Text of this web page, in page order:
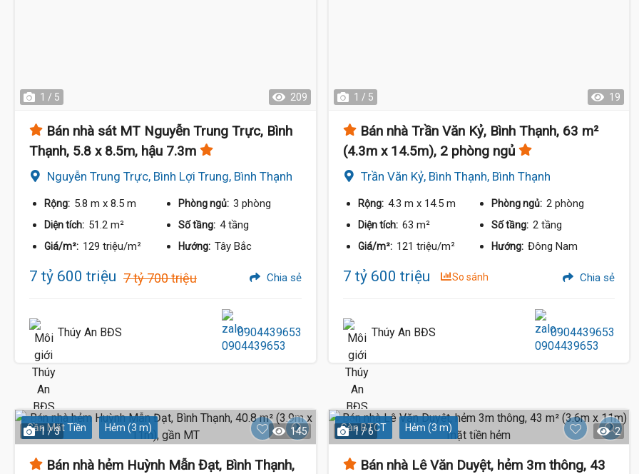
1 / 5 209
Bán nhà sát MT Nguyễn Trung Trực, Bình
Thạnh, 5.8 x 8.5m, hậu 7.3m
Nguyễn Trung Trực, Bình Lợi Trung, Bình Thạnh
Rộng: 5.8 m x 8.5 m Phòng ngủ: 3 phòng
Diện tích: 51.2 m² Số tầng: 4 tầng
Giá/m²: 129 triệu/m² Hướng: Tây Bắc
7 tỷ 600 triệu 7 tỷ 700 triệu Chia sẻ
Thúy An BĐS 0904439653
1 / 5 19
Bán nhà Trần Văn Kỷ, Bình Thạnh, 63 m²
(4.3m x 14.5m), 2 phòng ngủ
Trần Văn Kỷ, Bình Thạnh, Bình Thạnh
Rộng: 4.3 m x 14.5 m Phòng ngủ: 2 phòng
Diện tích: 63 m² Số tầng: 2 tầng
Giá/m²: 121 triệu/m² Hướng: Đông Nam
7 tỷ 600 triệu So sánh Chia sẻ
Thúy An BĐS 0904439653
Gần Mặt Tiền Hẻm (3 m)
1 / 3 145
Bán nhà hẻm Huỳnh Mẫn Đạt, Bình Thạnh,
Sàn BTCT Hẻm (3 m)
1 / 6 2
Bán nhà Lê Văn Duyệt, hẻm 3m thông, 43